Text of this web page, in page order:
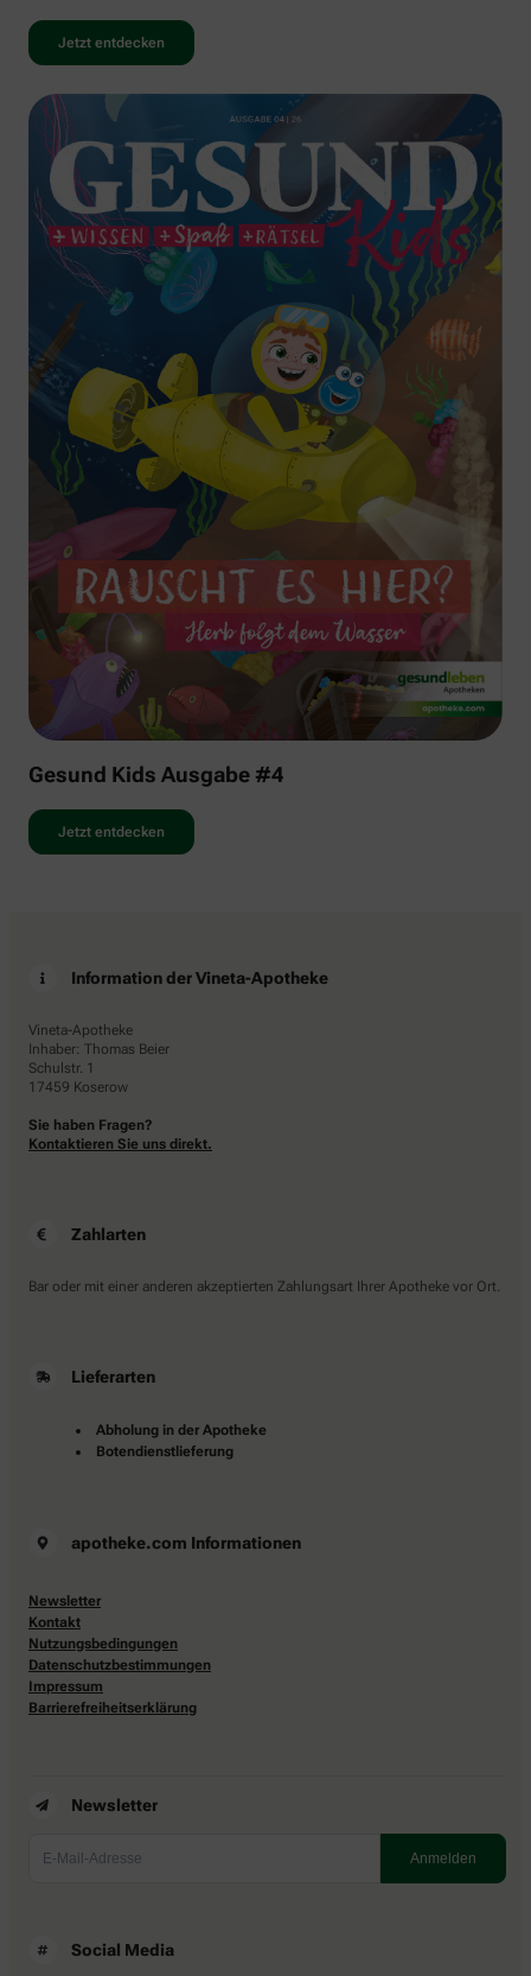
Jetzt entdecken
Gesund Kids Ausgabe #4
Jetzt entdecken
Information der Vineta-Apotheke
Vineta-Apotheke
Inhaber: Thomas Beier
Schulstr. 1
17459 Koserow
Sie haben Fragen?
Kontaktieren Sie uns direkt.
Zahlarten
Bar oder mit einer anderen akzeptierten Zahlungsart Ihrer Apotheke vor Ort.
Lieferarten
Abholung in der Apotheke
Botendienstlieferung
apotheke.com Informationen
Newsletter
Kontakt
Nutzungsbedingungen
Datenschutzbestimmungen
Impressum
Barrierefreiheitserklärung
Newsletter
Social Media